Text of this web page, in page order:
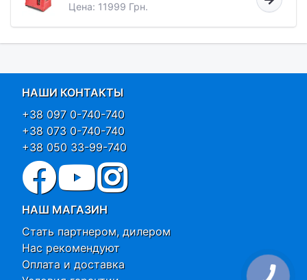
Цена: 11999 Грн.
НАШИ КОНТАКТЫ
+38 097 0-740-740
+38 073 0-740-740
+38 050 33-99-740
НАШ МАГАЗИН
Стать партнером, дилером
Нас рекомендуют
Оплата и доставка